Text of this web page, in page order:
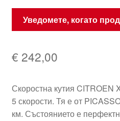
Уведомете, когато
€ 242,00
Скоростна кутия CITROEN
5 скорости. Тя е от
км. Състоянието е